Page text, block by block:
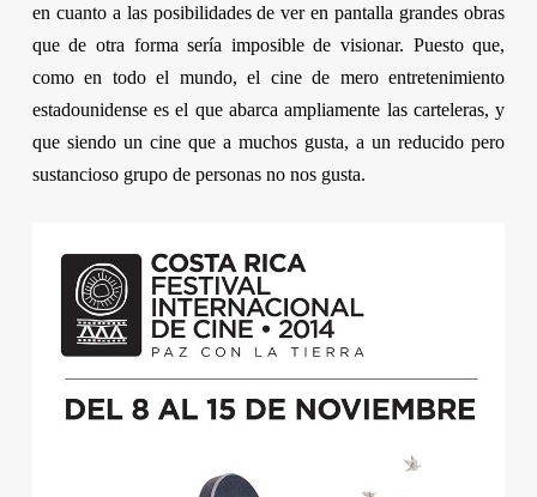
en cuanto a las posibilidades de ver en pantalla grandes obras
que de otra forma sería imposible de visionar. Puesto que,
como en todo el mundo, el cine de mero entretenimiento
estadounidense es el que abarca ampliamente las carteleras, y
que siendo un cine que a muchos gusta, a un reducido pero
sustancioso grupo de personas no nos gusta.